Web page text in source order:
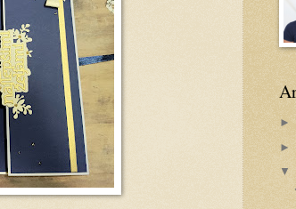
►
►
▼